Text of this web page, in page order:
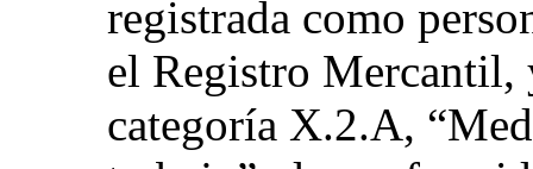
registrada como
el Registro Mercantil,
categoría X.2.A,